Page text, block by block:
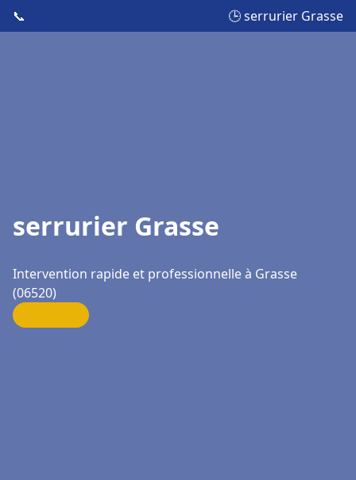
📞 🕒 serrurier Grasse
serrurier Grasse
Intervention rapide et professionnelle à Grasse
(06520)